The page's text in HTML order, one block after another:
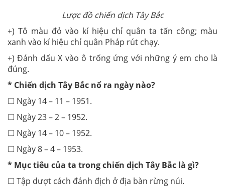
Lược đồ chiến dịch Tây Bắc
+) Tô màu đỏ vào kí hiệu chỉ quân ta tấn công; màu
xanh vào kí hiệu chỉ quân Pháp rút chạy.
+) Đánh dấu X vào ô trống ứng với những ý em cho là
đúng.
* Chiến dịch Tây Bắc nổ ra ngày nào?
☐ Ngày 14 – 11 – 1951.
☐ Ngày 23 – 2 – 1952.
☐ Ngày 14 – 10 – 1952.
☐ Ngày 8 – 4 – 1953.
* Mục tiêu của ta trong chiến dịch Tây Bắc là gì?
☐ Tập dượt cách đánh địch ở địa bàn rừng núi.